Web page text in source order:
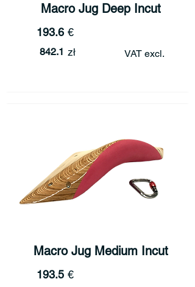
Macro Jug Deep Incut
193.6 €
842.1 zł VAT excl.
Macro Jug Medium Incut
193.5 €